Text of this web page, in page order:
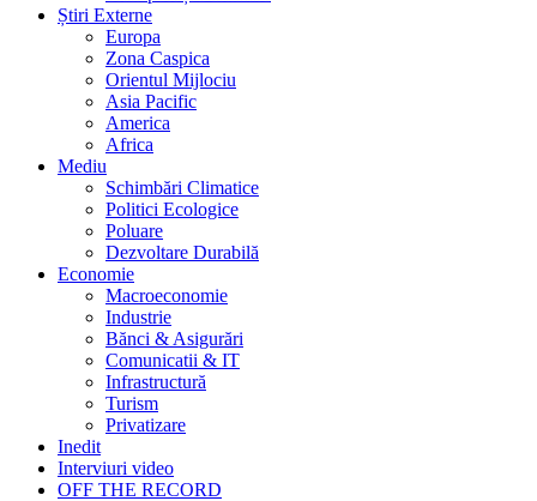
Știri Externe
Europa
Zona Caspica
Orientul Mijlociu
Asia Pacific
America
Africa
Mediu
Schimbări Climatice
Politici Ecologice
Poluare
Dezvoltare Durabilă
Economie
Macroeconomie
Industrie
Bănci & Asigurări
Comunicatii & IT
Infrastructură
Turism
Privatizare
Inedit
Interviuri video
OFF THE RECORD